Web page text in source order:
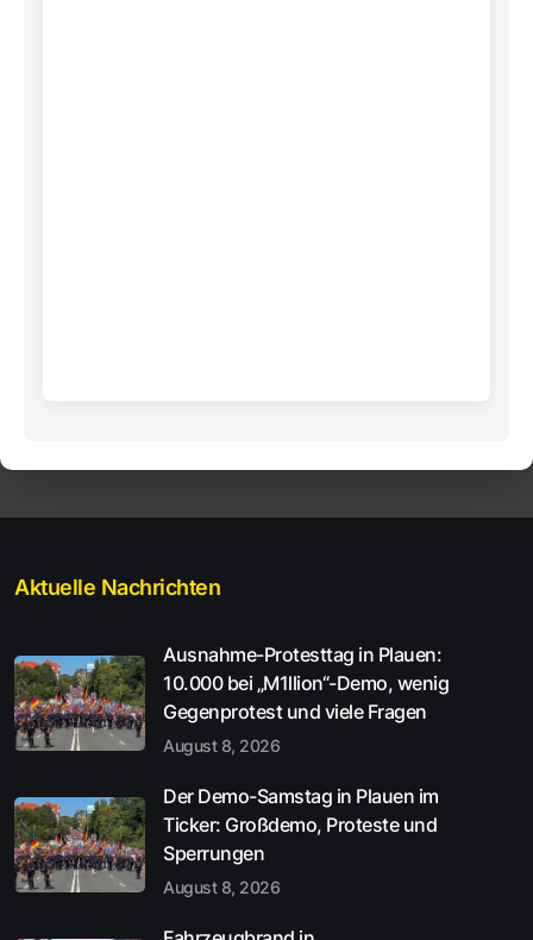
Aktuelle Nachrichten
Ausnahme-Protesttag in Plauen:
10.000 bei „M1llion“-Demo, wenig
Gegenprotest und viele Fragen
August 8, 2026
Der Demo-Samstag in Plauen im
Ticker: Großdemo, Proteste und
Sperrungen
August 8, 2026